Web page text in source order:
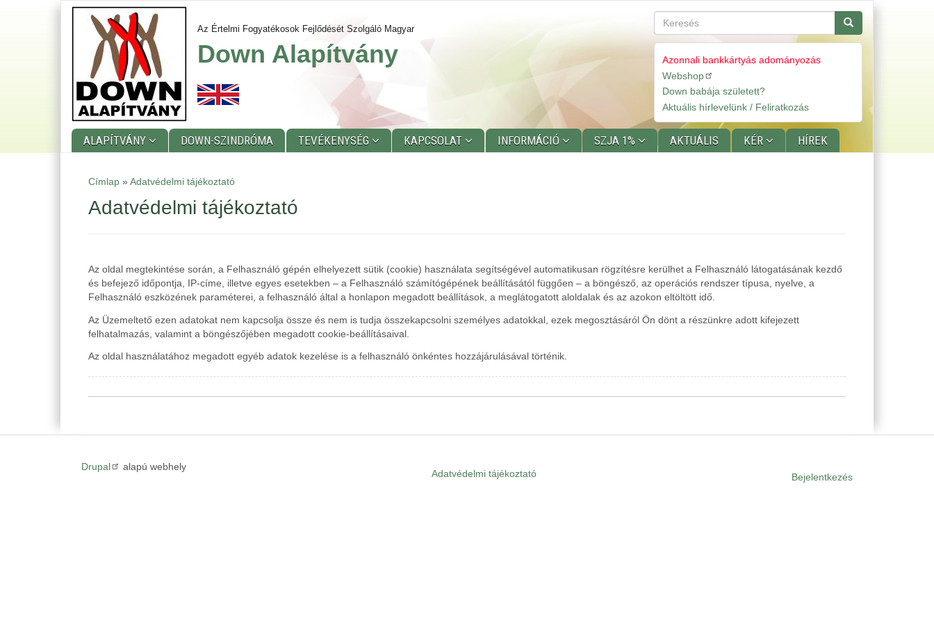
Az Értelmi Fogyatékosok Fejlődését Szolgáló Magyar
Down Alapítvány
Keresés Keresés
Gyorslinkek
Azonnali bankkártyás adományozás
Webshop
Down babája született?
Aktuális hírlevelünk / Feliratkozás
menu
ALAPÍTVÁNY DOWN-SZINDRÓMA TEVÉKENYSÉG KAPCSOLAT INFORMÁCIÓ SZJA 1% AKTUÁLIS KÉR HÍREK
Címlap » Adatvédelmi tájékoztató
Adatvédelmi tájékoztató
Az oldal megtekintése során, a Felhasználó gépén elhelyezett sütik (cookie) használata segítségével automatikusan rögzítésre kerülhet a Felhasználó látogatásának kezdő
és befejező időpontja, IP-címe, illetve egyes esetekben – a Felhasználó számítógépének beállításától függően – a böngésző, az operációs rendszer típusa, nyelve, a
Felhasználó eszközének paraméterei, a felhasználó által a honlapon megadott beállítások, a meglátogatott aloldalak és az azokon eltöltött idő.
Az Üzemeltető ezen adatokat nem kapcsolja össze és nem is tudja összekapcsolni személyes adatokkal, ezek megosztásáról Ön dönt a részünkre adott kifejezett
felhatalmazás, valamint a böngészőjében megadott cookie-beállításaival.
Az oldal használatához megadott egyéb adatok kezelése is a felhasználó önkéntes hozzájárulásával történik.
Drupal alapú webhely
Adatvédelmi tájékoztató Bejelentkezés